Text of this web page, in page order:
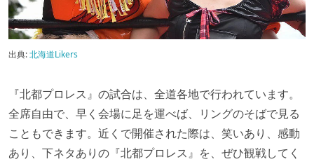
出典:北海道Likers
『北都プロレス』の試合は、全道各地で行われています。
全席自由で、早く会場に足を運べば、リングのそばで見る
こともできます。近くで開催された際は、笑いあり、感動
あり、下ネタありの『北都プロレス』を、ぜひ観戦してく